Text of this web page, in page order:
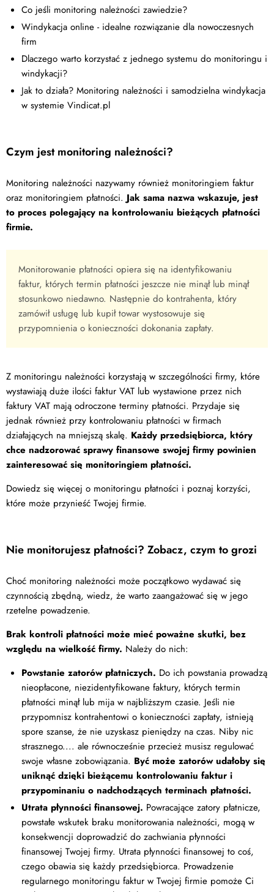
Co jeśli monitoring należności zawiedzie?
Windykacja online - idealne rozwiązanie dla nowoczesnych
firm
Dlaczego warto korzystać z jednego systemu do monitoringu i
windykacji?
Jak to działa? Monitoring należności i samodzielna windykacja
w systemie Vindicat.pl
Czym jest monitoring należności?
Monitoring należności nazywamy również monitoringiem faktur
oraz monitoringiem płatności. Jak sama nazwa wskazuje, jest
to proces polegający na kontrolowaniu bieżących płatności
firmie.
Monitorowanie płatności opiera się na identyfikowaniu
faktur, których termin płatności jeszcze nie minął lub minął
stosunkowo niedawno. Następnie do kontrahenta, który
zamówił usługę lub kupił towar wystosowuje się
przypomnienia o konieczności dokonania zapłaty.
Z monitoringu należności korzystają w szczególności firmy, które
wystawiają duże ilości faktur VAT lub wystawione przez nich
faktury VAT mają odroczone terminy płatności. Przydaje się
jednak również przy kontrolowaniu płatności w firmach
działających na mniejszą skalę. Każdy przedsiębiorca, który
chce nadzorować sprawy finansowe swojej firmy powinien
zainteresować się monitoringiem płatności.
Dowiedz się więcej o monitoringu płatności i poznaj korzyści,
które może przynieść Twojej firmie.
Nie monitorujesz płatności? Zobacz, czym to grozi
Choć monitoring należności może początkowo wydawać się
czynnością zbędną, wiedz, że warto zaangażować się w jego
rzetelne powadzenie.
Brak kontroli płatności może mieć poważne skutki, bez
względu na wielkość firmy. Należy do nich:
Powstanie zatorów płatniczych. Do ich powstania prowadzą
nieopłacone, niezidentyfikowane faktury, których termin
płatności minął lub mija w najbliższym czasie. Jeśli nie
przypomnisz kontrahentowi o konieczności zapłaty, istnieją
spore szanse, że nie uzyskasz pieniędzy na czas. Niby nic
strasznego.... ale równocześnie przecież musisz regulować
swoje własne zobowiązania. Być może zatorów udałoby się
uniknąć dzięki bieżącemu kontrolowaniu faktur i
przypominaniu o nadchodzących terminach płatności.
Utrata płynności finansowej. Powracające zatory płatnicze,
powstałe wskutek braku monitorowania należności, mogą w
konsekwencji doprowadzić do zachwiania płynności
finansowej Twojej firmy. Utrata płynności finansowej to coś,
czego obawia się każdy przedsiębiorca. Prowadzenie
regularnego monitoringu faktur w Twojej firmie pomoże Ci